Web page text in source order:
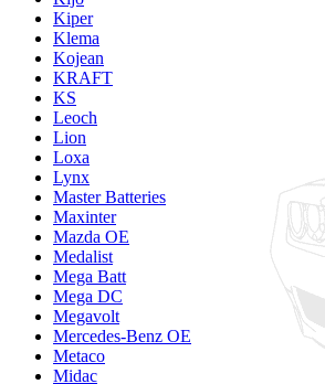
Kiper
Klema
Kojean
KRAFT
KS
Leoch
Lion
Loxa
Lynx
Master Batteries
Maxinter
Mazda OE
Medalist
Mega Batt
Mega DC
Megavolt
Mercedes-Benz OE
Metaco
Midac